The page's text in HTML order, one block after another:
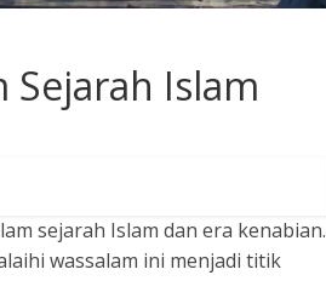
Sejarah Islam
sejarah Islam dan era kenabian.
wassalam ini menjadi titik